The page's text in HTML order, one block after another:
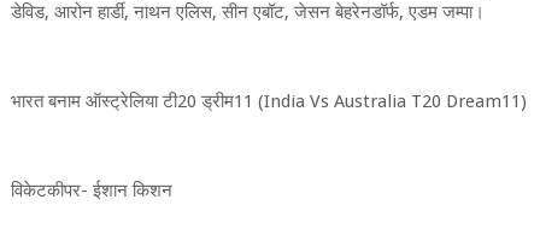
डेविड, आरोन हार्डी, नाथन एलिस, सीन एबॉट, जेसन बेहरेनडॉर्फ, एडम जम्पा।
भारत बनाम ऑस्ट्रेलिया टी20 ड्रीम11 (India Vs Australia T20 Dream11)
विकेटकीपर- ईशान किशन